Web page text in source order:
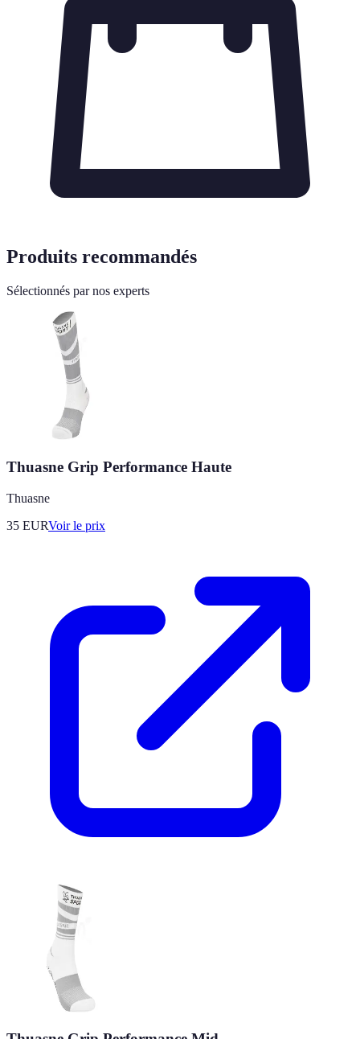
Produits recommandés
Sélectionnés par nos experts
Thuasne Grip Performance Haute
Thuasne
35 EURVoir le prix